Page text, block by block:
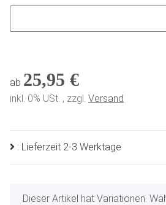
ab 25,95 €
inkl. 0% USt. , zzgl. Versand
: Lieferzeit 2-3 Werktage
x
Dieser Artikel hat Variationen.